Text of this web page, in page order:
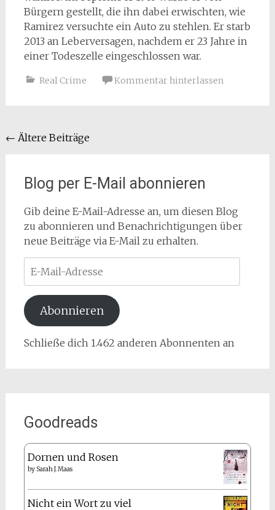
Bürgern gestellt, die ihn dabei erwischten, wie
Ramirez versuchte ein Auto zu stehlen. Er starb
2013 an Leberversagen, nachdem er 23 Jahre in
einer Todeszelle eingeschlossen war.
Real Crime Kommentar hinterlassen
Beitragsnavigation
← Ältere Beiträge
Blog per E-Mail abonnieren
Gib deine E-Mail-Adresse an, um diesen Blog
zu abonnieren und Benachrichtigungen über
neue Beiträge via E-Mail zu erhalten.
Mail-
Adresse
Abonnieren
Schließe dich 1.462 anderen Abonnenten an
Goodreads
Dornen und Rosen
by Sarah J. Maas
Nicht ein Wort zu viel